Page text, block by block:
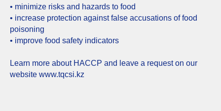
• minimize risks and hazards to food
• increase protection against false accusations of food
poisoning
• improve food safety indicators
Learn more about HACCP and leave a request on our
website www.tqcsi.kz